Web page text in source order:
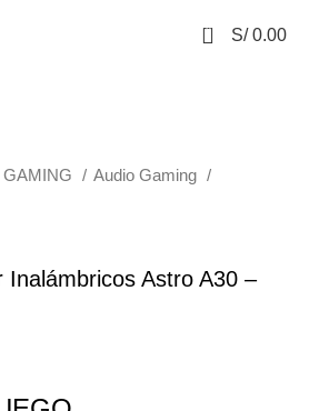
0 S/0.00
Audio Gaming
Astro A30 –